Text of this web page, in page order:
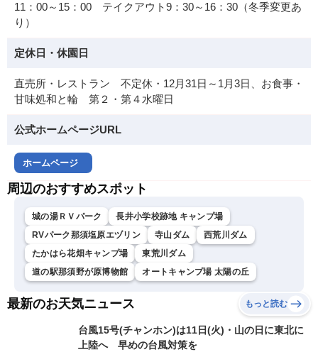
11：00～15：00 テイクアウト9：30～16：30（冬季変更あ
り）
定休日・休園日
直売所・レストラン 不定休・12月31日～1月3日、お食事・
甘味処和と輪 第２・第４水曜日
公式ホームページURL
ホームページ
周辺のおすすめスポット
城の湯ＲＶパーク
長井小学校跡地 キャンプ場
RVパーク那須塩原エヅリン
寺山ダム
西荒川ダム
たかはら花畑キャンプ場
東荒川ダム
道の駅那須野が原博物館
オートキャンプ場 太陽の丘
最新のお天気ニュース もっと読む
台風15号(チャンホン)は11日(火)・山の日に東北に
上陸へ 早めの台風対策を